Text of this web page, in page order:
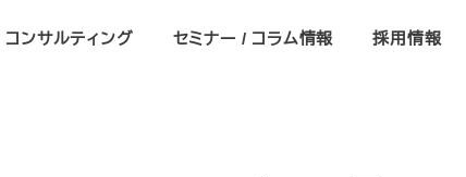
コンサルティング セミナー / コラム情報 採用情報